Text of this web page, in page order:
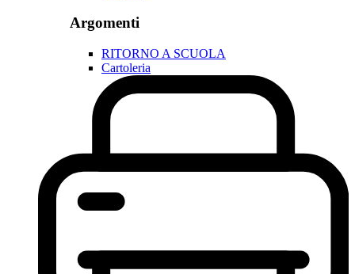
Argomenti
RITORNO A SCUOLA
Cartoleria